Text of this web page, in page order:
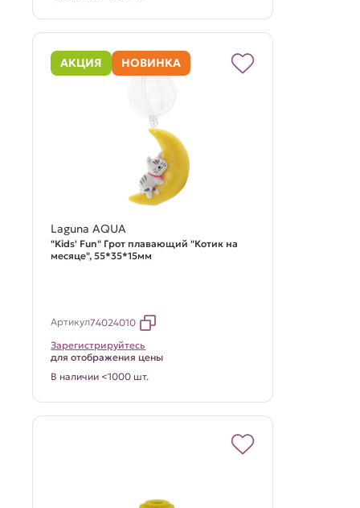
АКЦИЯ НОВИНКА
Laguna AQUA
"Kids' Fun" Грот плавающий "Котик на
месяце", 55*35*15мм
Артикул74024010
Зарегистрируйтесь
для отображения цены
В наличии <1000 шт.